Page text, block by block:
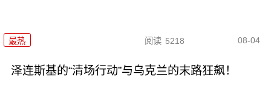
最热 阅读 5218 08-04
泽连斯基的“清场行动”与乌克兰的末路狂飙！